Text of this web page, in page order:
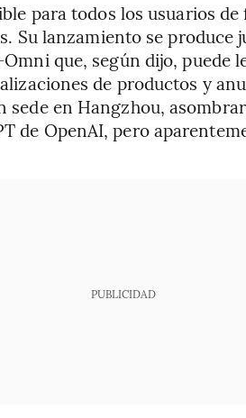
para todos los usuarios
Su lanzamiento se produce
que, según dijo, puede
de productos y
sede en Hangzhou,
de OpenAI, pero
PUBLICIDAD